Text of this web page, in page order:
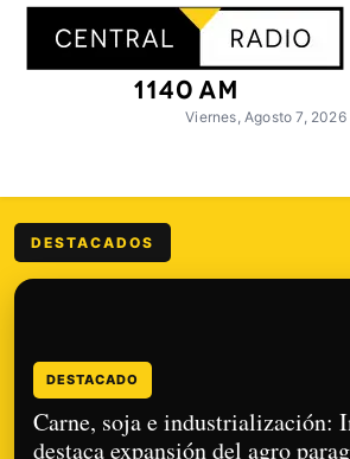
Viernes, Agosto 7, 2026
DESTACADOS
DESTACADO
Carne, soja e industrialización:
destaca expansión del agro